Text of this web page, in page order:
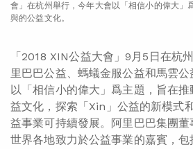
會」在杭州舉行，今年大會以「相信小的偉大」
與的公益文化。
「2018 XIN公益大會」9月5日在杭
里巴巴公益、螞蟻金服公益和馬雲公
以「相信小的偉大」爲主題，旨在
益文化，探索「Xin」公益的新模式
益事業可持續發展。阿里巴巴集團
世界各地致力於公益事業的嘉賓，